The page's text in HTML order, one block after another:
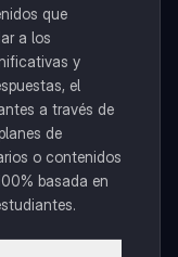
que
a los
y
el
a través de
de
o contenidos
basada en